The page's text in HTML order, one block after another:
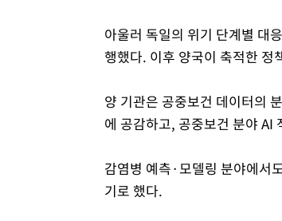
아울러 독일의 위기 단계별 대
행했다. 이후 양국이 축적한 정
양 기관은 공중보건 데이터의
에 공감하고, 공중보건 분야 AI
감염병 예측·모델링 분야에서
기로 했다.